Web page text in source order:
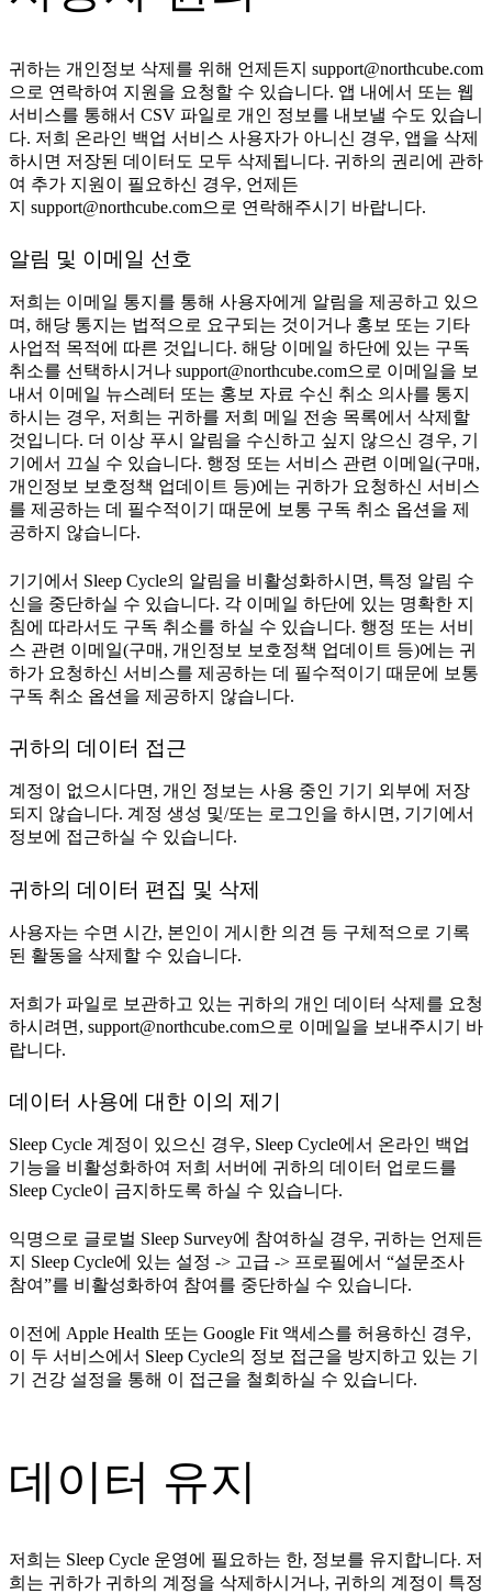
귀하는 개인정보 삭제를 위해 언제든지 support@northcube.com
으로 연락하여 지원을 요청할 수 있습니다. 앱 내에서 또는 웹
서비스를 통해서 CSV 파일로 개인 정보를 내보낼 수도 있습니
다. 저희 온라인 백업 서비스 사용자가 아니신 경우, 앱을 삭제
하시면 저장된 데이터도 모두 삭제됩니다. 귀하의 권리에 관하
여 추가 지원이 필요하신 경우, 언제든
지 support@northcube.com으로 연락해주시기 바랍니다.
알림 및 이메일 선호
저희는 이메일 통지를 통해 사용자에게 알림을 제공하고 있으
며, 해당 통지는 법적으로 요구되는 것이거나 홍보 또는 기타
사업적 목적에 따른 것입니다. 해당 이메일 하단에 있는 구독
취소를 선택하시거나 support@northcube.com으로 이메일을 보
내서 이메일 뉴스레터 또는 홍보 자료 수신 취소 의사를 통지
하시는 경우, 저희는 귀하를 저희 메일 전송 목록에서 삭제할
것입니다. 더 이상 푸시 알림을 수신하고 싶지 않으신 경우, 기
기에서 끄실 수 있습니다. 행정 또는 서비스 관련 이메일(구매,
개인정보 보호정책 업데이트 등)에는 귀하가 요청하신 서비스
를 제공하는 데 필수적이기 때문에 보통 구독 취소 옵션을 제
공하지 않습니다.
기기에서 Sleep Cycle의 알림을 비활성화하시면, 특정 알림 수
신을 중단하실 수 있습니다. 각 이메일 하단에 있는 명확한 지
침에 따라서도 구독 취소를 하실 수 있습니다. 행정 또는 서비
스 관련 이메일(구매, 개인정보 보호정책 업데이트 등)에는 귀
하가 요청하신 서비스를 제공하는 데 필수적이기 때문에 보통
구독 취소 옵션을 제공하지 않습니다.
귀하의 데이터 접근
계정이 없으시다면, 개인 정보는 사용 중인 기기 외부에 저장
되지 않습니다. 계정 생성 및/또는 로그인을 하시면, 기기에서
정보에 접근하실 수 있습니다.
귀하의 데이터 편집 및 삭제
사용자는 수면 시간, 본인이 게시한 의견 등 구체적으로 기록
된 활동을 삭제할 수 있습니다.
저희가 파일로 보관하고 있는 귀하의 개인 데이터 삭제를 요청
하시려면, support@northcube.com으로 이메일을 보내주시기 바
랍니다.
데이터 사용에 대한 이의 제기
Sleep Cycle 계정이 있으신 경우, Sleep Cycle에서 온라인 백업
기능을 비활성화하여 저희 서버에 귀하의 데이터 업로드를
Sleep Cycle이 금지하도록 하실 수 있습니다.
익명으로 글로벌 Sleep Survey에 참여하실 경우, 귀하는 언제든
지 Sleep Cycle에 있는 설정 -> 고급 -> 프로필에서 “설문조사
참여”를 비활성화하여 참여를 중단하실 수 있습니다.
이전에 Apple Health 또는 Google Fit 액세스를 허용하신 경우,
이 두 서비스에서 Sleep Cycle의 정보 접근을 방지하고 있는 기
기 건강 설정을 통해 이 접근을 철회하실 수 있습니다.
데이터 유지
저희는 Sleep Cycle 운영에 필요하는 한, 정보를 유지합니다. 저
희는 귀하가 귀하의 계정을 삭제하시거나, 귀하의 계정이 특정